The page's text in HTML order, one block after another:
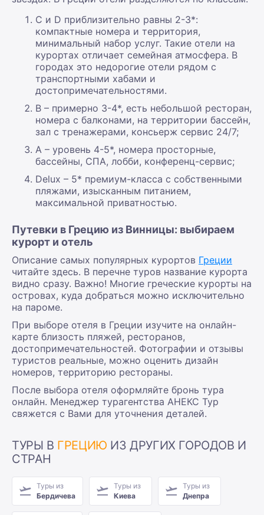
С и D приблизительно равны 2-3*:
компактные номера и территория,
минимальный набор услуг. Такие отели на
курортах отличает семейная атмосфера. В
городах это недорогие отели рядом с
транспортными хабами и
достопримечательностями.
B – примерно 3-4*, есть небольшой ресторан,
номера с балконами, на территории бассейн,
зал с тренажерами, консьерж сервис 24/7;
А – уровень 4-5*, номера просторные,
бассейны, СПА, лобби, конференц-сервис;
Delux – 5* премиум-класса с собственными
пляжами, изысканным питанием,
максимальной приватностью.
Путевки в Грецию из Винницы: выбираем
курорт и отель
Описание самых популярных курортов Греции
читайте здесь. В перечне туров название курорта
видно сразу. Важно! Многие греческие курорты на
островах, куда добраться можно исключительно
на пароме.
При выборе отеля в Греции изучите на онлайн-
карте близость пляжей, ресторанов,
достопримечательностей. Фотографии и отзывы
туристов реальные, можно оценить дизайн
номеров, территорию рестораны.
После выбора отеля оформляйте бронь тура
онлайн. Менеджер турагентства АНЕКС Тур
свяжется с Вами для уточнения деталей.
ТУРЫ В ГРЕЦИЮ ИЗ ДРУГИХ ГОРОДОВ И
СТРАН
Туры из
Бердичева
Туры из
Киева
Туры из
Днепра